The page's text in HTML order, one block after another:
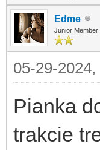
Edme
Junior Member
05-29-
Pianka
trakcie